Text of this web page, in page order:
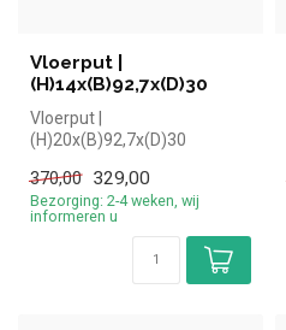
Vloerput |
(H)14x(B)92,7x(D)30
Vloerput |
(H)20x(B)92,7x(D)30
370,00
329,00
Bezorging: 2-4 weken, wij
informeren u